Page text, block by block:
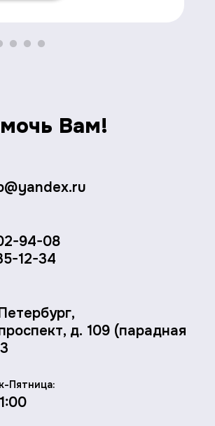
Вам!
94-08
12-34
д. 109 (парадная
Пятница: